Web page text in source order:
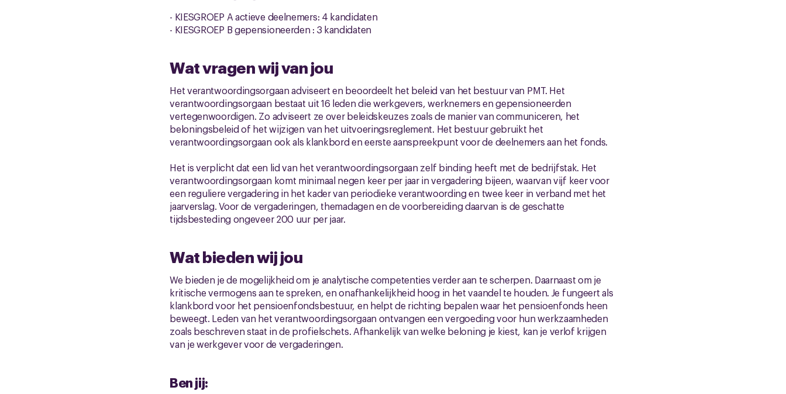
- KIESGROEP A actieve deelnemers: 4 kandidaten
- KIESGROEP B gepensioneerden : 3 kandidaten
Wat vragen wij van jou
Het verantwoordingsorgaan adviseert en beoordeelt het beleid van het bestuur van PMT. Het
verantwoordingsorgaan bestaat uit 16 leden die werkgevers, werknemers en gepensioneerden
vertegenwoordigen. Zo adviseert ze over beleidskeuzes zoals de manier van communiceren, het
beloningsbeleid of het wijzigen van het uitvoeringsreglement. Het bestuur gebruikt het
verantwoordingsorgaan ook als klankbord en eerste aanspreekpunt voor de deelnemers aan het fonds.
Het is verplicht dat een lid van het verantwoordingsorgaan zelf binding heeft met de bedrijfstak. Het
verantwoordingsorgaan komt minimaal negen keer per jaar in vergadering bijeen, waarvan vijf keer voor
een reguliere vergadering in het kader van periodieke verantwoording en twee keer in verband met het
jaarverslag. Voor de vergaderingen, themadagen en de voorbereiding daarvan is de geschatte
tijdsbesteding ongeveer 200 uur per jaar.
Wat bieden wij jou
We bieden je de mogelijkheid om je analytische competenties verder aan te scherpen. Daarnaast om je
kritische vermogens aan te spreken, en onafhankelijkheid hoog in het vaandel te houden. Je fungeert als
klankbord voor het pensioenfondsbestuur, en helpt de richting bepalen waar het pensioenfonds heen
beweegt. Leden van het verantwoordingsorgaan ontvangen een vergoeding voor hun werkzaamheden
zoals beschreven staat in de profielschets. Afhankelijk van welke beloning je kiest, kan je verlof krijgen
van je werkgever voor de vergaderingen.
Ben jij: